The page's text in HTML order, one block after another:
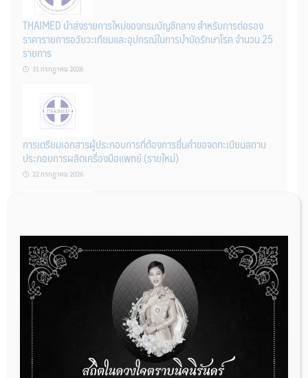
THAIMED นำส่งรายการใหม่ของกรมบัญชีกลาง สำหรับการต่อรอง
ราคารายการอวัยวะเทียมและอุปกรณ์ในการบำบัดรักษาโรค จำนวน 25
รายการ
31 กรกฎาคม 2026
การเตรียมเอกสารผู้ประกอบการที่ต้องการยื่นคำขอจดทะเบียนสถาน
ประกอบการผลิตเครื่องมือแพทย์ (รายใหม่)
22 กรกฎาคม 2026
ผู้ประกอบการผลิต และ นักวิจัย ที่ต้องการขึ้นทะเบียนเครื่องมือแพทย์
ต้องทำอย่างไรบ้าง
22 กรกฎาคม 2026
กองควบคุมเครื่องมือแพทย์ เปิดรับฟังความคิดเห็นหลักการยกร่าง
กฎหมาย จำนวน 3 ฉบับ ผ่านระบบกลางทางกฎหมาย